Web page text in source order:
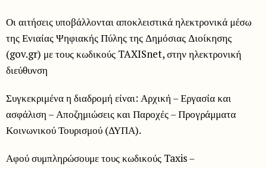
Οι αιτήσεις υποβάλλονται αποκλειστικά ηλεκτρονικά μέσω
της Ενιαίας Ψηφιακής Πύλης της Δημόσιας Διοίκησης
(gov.gr) με τους κωδικούς TAXISnet, στην ηλεκτρονική
διεύθυνση
Συγκεκριμένα η διαδρομή είναι: Αρχική – Εργασία και
ασφάλιση – Αποζημιώσεις και Παροχές – Προγράμματα
Κοινωνικού Τουρισμού (ΔΥΠΑ).
Αφού συμπληρώσουμε τους κωδικούς Taxis –